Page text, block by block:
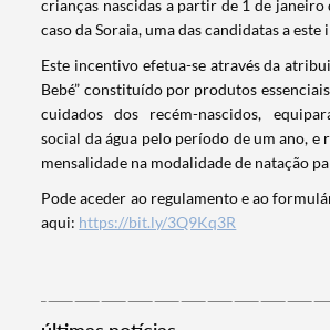
crianças nascidas a partir de 1 de janeiro
caso da Soraia, uma das candidatas a este
Este incentivo efetua-se através da
Bebé” constituído por produtos
cuidados dos recém-nascidos,
social da água pelo período de um ano, e
mensalidade na modalidade de natação
Pode aceder ao regulamento e ao
aqui: https://bit.ly/3Q9Kq3R